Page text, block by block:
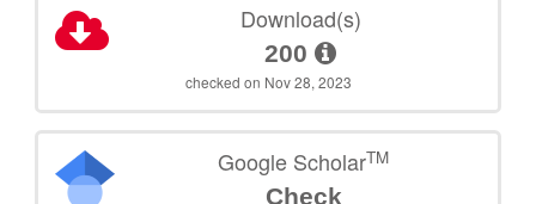
Download(s)
200
checked on Nov 28, 2023
Google ScholarTM
Check